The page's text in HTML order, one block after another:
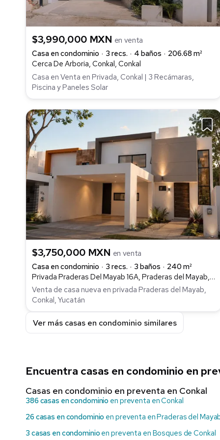
$3,990,000 MXN en venta
Casa en condominio
3 recs. 4 baños
206.68 m²
Cerca De Arboria, Conkal, Conkal
Casa en Venta en Privada, Conkal | 3 Recámaras,
Piscina y Paneles Solar
$3,750,000 MXN en venta
Casa en condominio
3 recs. 3 baños
240 m²
Privada Praderas Del Mayab 16A, Praderas del Mayab, Conkal
Venta de casa nueva en privada Praderas del Mayab,
Conkal, Yucatán
Ver más casas en condominio similares
Encuentra casas en condominio en
Casas en condominio en preventa en Conkal
386 casas en condominio en preventa en Conkal
26 casas en condominio en preventa en Praderas del
3 casas en condominio en preventa en Bosques de Conkal